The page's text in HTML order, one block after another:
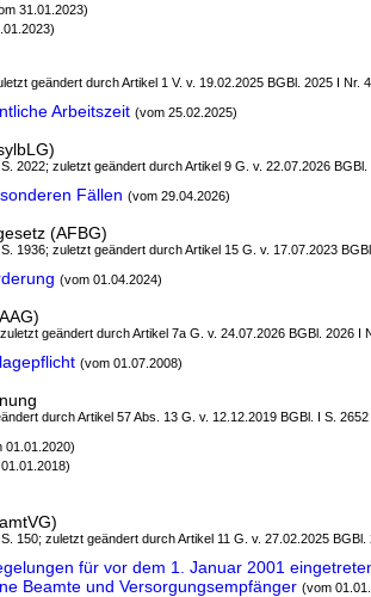
31.01.2023)
geändert durch Artikel 1 V. v. 19.02.2025 BGBl. 2025 I Nr.
Arbeitszeit (vom 25.02.2025)
2022; zuletzt geändert durch Artikel 9 G. v. 22.07.2026 BGBl.
Fällen (vom 29.04.2026)
(AFBG)
1936; zuletzt geändert durch Artikel 15 G. v. 17.07.2023
(vom 01.04.2024)
geändert durch Artikel 7a G. v. 24.07.2026 BGBl. 2026 I
(vom 01.07.2008)
durch Artikel 57 Abs. 13 G. v. 12.12.2019 BGBl. I S. 2652
01.01.2020)
150; zuletzt geändert durch Artikel 11 G. v. 27.02.2025 BGBl.
für vor dem 1. Januar 2001
Beamte und Versorgungsempfänger (vom